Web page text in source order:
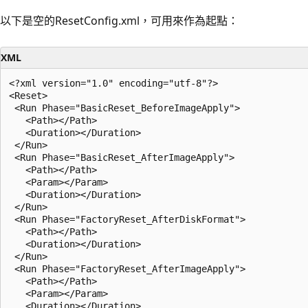
以下是空的ResetConfig.xml，可用來作為起點：
XML
<?xml version="1.0" encoding="utf-8"?>
<Reset>
<Run Phase="BasicReset_BeforeImageApply">
   <Path></Path>
   <Duration></Duration>
</Run>
<Run Phase="BasicReset_AfterImageApply">
   <Path></Path>
   <Param></Param>
   <Duration></Duration>
</Run>
<Run Phase="FactoryReset_AfterDiskFormat">
   <Path></Path>
   <Duration></Duration>
</Run>
<Run Phase="FactoryReset_AfterImageApply">
   <Path></Path>
   <Param></Param>
   <Duration></Duration>